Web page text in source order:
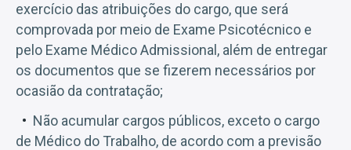
exercício das atribuições do cargo, que será
comprovada por meio de Exame Psicotécnico e
pelo Exame Médico Admissional, além de entregar
os documentos que se fizerem necessários por
ocasião da contratação;
Não acumular cargos públicos, exceto o cargo
de Médico do Trabalho, de acordo com a previsão